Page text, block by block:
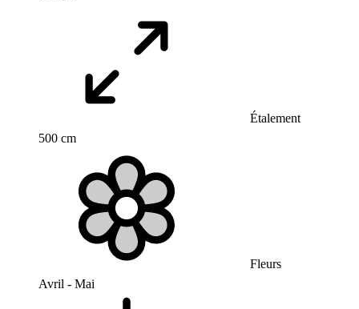
Étalement
500 cm
Fleurs
Avril - Mai